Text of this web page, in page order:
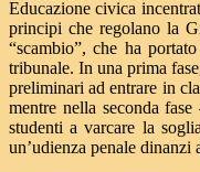
Educazione civica
principi che regolano la
“scambio”, che ha
tribunale. In una prima
preliminari ad entrare in
mentre nella seconda
studenti a varcare la
un’udienza penale dinanzi